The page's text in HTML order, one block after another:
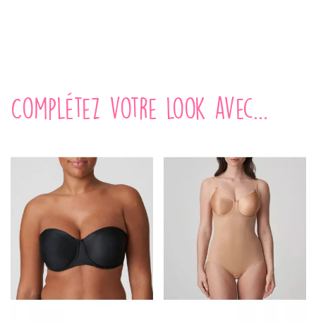
Complétez votre look avec...